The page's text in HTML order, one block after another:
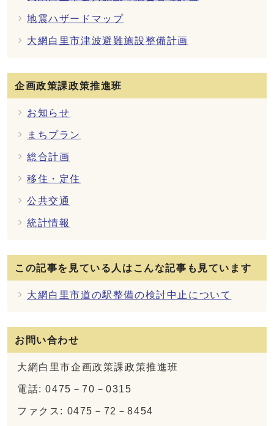
地震ハザードマップ
大網白里市津波避難施設整備計画
企画政策課政策推進班
お知らせ
まちプラン
総合計画
移住・定住
公共交通
統計情報
この記事を見ている人はこんな記事も見ています
大網白里市道の駅整備の検討中止について
お問い合わせ
大網白里市企画政策課政策推進班
電話: 0475－70－0315
ファクス: 0475－72－8454